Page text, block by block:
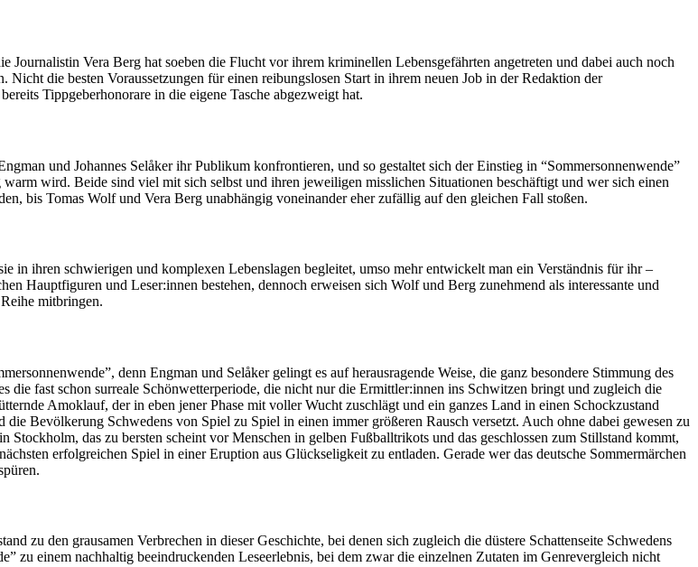
Vera Berg hat soeben die Flucht vor ihrem kriminellen Lebensgefährten angetreten und dabei auch noch
die besten Voraussetzungen für einen reibungslosen Start in ihrem neuen Job in der Redaktion der
Tippgeberhonorare in die eigene Tasche abgezweigt hat.
und Johannes Selåker ihr Publikum konfrontieren, und so gestaltet sich der Einstieg in “Sommersonnenwende”
wird. Beide sind viel mit sich selbst und ihren jeweiligen misslichen Situationen beschäftigt und wer sich einen
bis Tomas Wolf und Vera Berg unabhängig voneinander eher zufällig auf den gleichen Fall stoßen.
in ihren schwierigen und komplexen Lebenslagen begleitet, umso mehr entwickelt man ein Verständnis für ihr –
Hauptfiguren und Leser:innen bestehen, dennoch erweisen sich Wolf und Berg zunehmend als interessante und
mitbringen.
denn Engman und Selåker gelingt es auf herausragende Weise, die ganz besondere Stimmung des
die fast schon surreale Schönwetterperiode, die nicht nur die Ermittler:innen ins Schwitzen bringt und zugleich die
Amoklauf, der in eben jener Phase mit voller Wucht zuschlägt und ein ganzes Land in einen Schockzustand
Bevölkerung Schwedens von Spiel zu Spiel in einen immer größeren Rausch versetzt. Auch ohne dabei gewesen zu
das zu bersten scheint vor Menschen in gelben Fußballtrikots und das geschlossen zum Stillstand kommt,
erfolgreichen Spiel in einer Eruption aus Glückseligkeit zu entladen. Gerade wer das deutsche Sommermärchen
zu den grausamen Verbrechen in dieser Geschichte, bei denen sich zugleich die düstere Schattenseite Schwedens
zu einem nachhaltig beeindruckenden Leseerlebnis, bei dem zwar die einzelnen Zutaten im Genrevergleich nicht